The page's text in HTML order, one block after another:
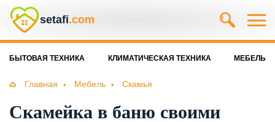
setafi.com
БЫТОВАЯ ТЕХНИКА КЛИМАТИЧЕСКАЯ ТЕХНИКА МЕБЕЛЬ
Главная Мебель Скамья
Скамейка в баню своими